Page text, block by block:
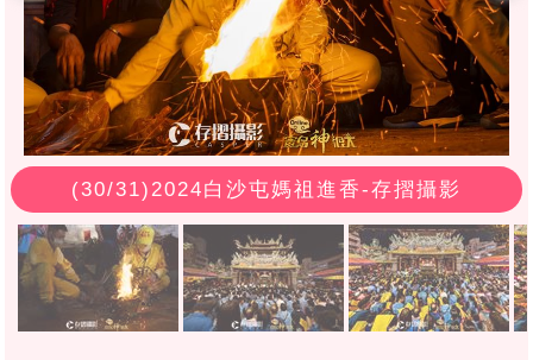
(30/31)2024白沙屯媽祖進香-存摺攝影